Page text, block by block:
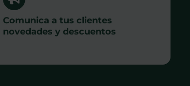
Comunica a tus clientes
novedades y descuentos